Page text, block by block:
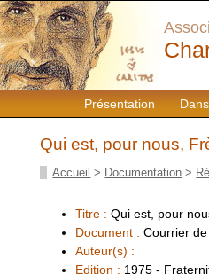
Présentation
Qui est, pour nous,
Accueil > Documentation >
Titre : Qui est, pour
Document : Courrier
Auteur(s) :
Edition : 1975 -